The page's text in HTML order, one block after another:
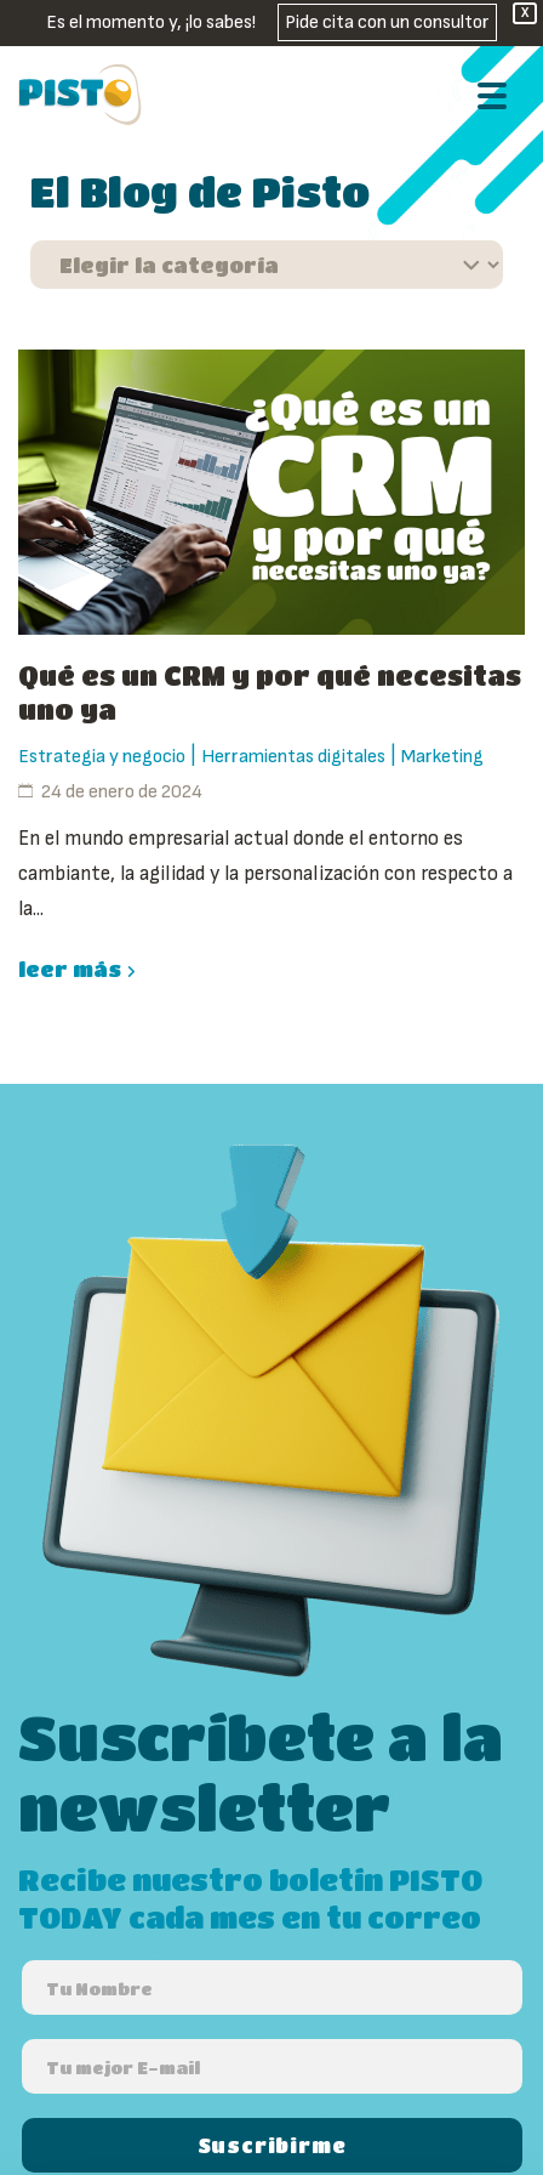
X
Es el momento y, ¡lo sabes! Pide cita con un consultor
El Blog de Pisto
Qué es un CRM y por qué necesitas
uno ya
Estrategia y negocio Herramientas digitales
Marketing
24 de enero de 2024
En el mundo empresarial actual donde el entorno es
cambiante, la agilidad y la personalización con respecto a
la...
leer más
Suscríbete a la
newsletter
Recibe nuestro boletín PISTO
TODAY cada mes en tu correo